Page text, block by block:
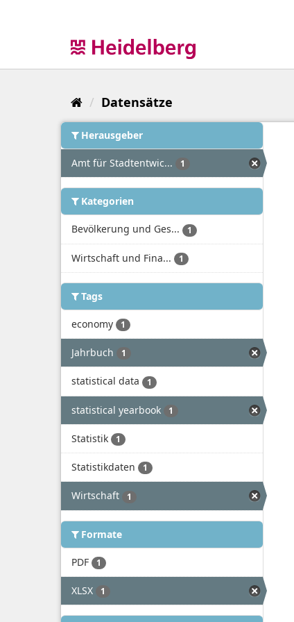
Datensätze
Herausgeber
Amt für Stadtentwic... 1
Kategorien
Bevölkerung und Ges... 1
Wirtschaft und Fina... 1
Tags
economy 1
Jahrbuch 1
statistical data 1
statistical yearbook 1
Statistik 1
Statistikdaten 1
Wirtschaft 1
Formate
PDF 1
XLSX 1